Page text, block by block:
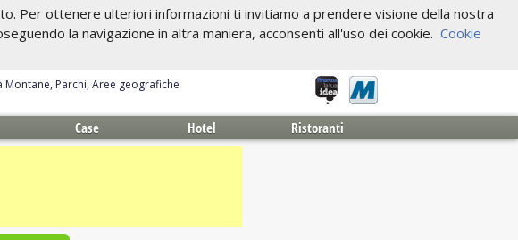
Per ottenere ulteriori informazioni ti invitiamo a prendere visione della nostra
la navigazione in altra maniera, acconsenti all'uso dei cookie. Cookie
Parchi, Aree geografiche
Case Hotel Ristoranti